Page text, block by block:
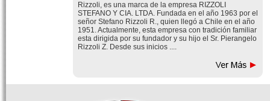
Rizzoli, es una marca de la empresa RIZZOLI
STEFANO Y CIA. LTDA. Fundada en el año 1963 por el
señor Stefano Rizzoli R., quien llegó a Chile en el año
1951. Actualmente, esta empresa con tradición familiar
esta dirigida por su fundador y su hijo el Sr. Pierangelo
Rizzoli Z. Desde sus inicios ....